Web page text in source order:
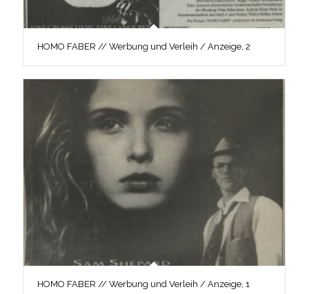
HOMO FABER // Werbung und Verleih / Anzeige, 2
HOMO FABER // Werbung und Verleih / Anzeige, 1